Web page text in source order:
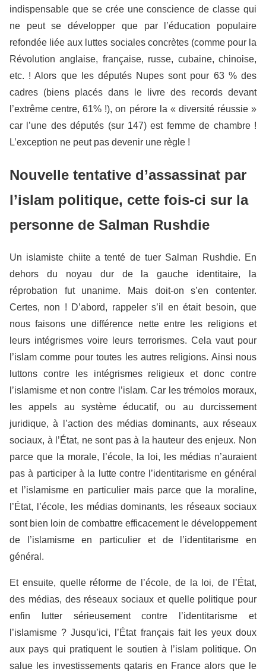
indispensable que se crée une conscience de classe qui
ne peut se développer que par l’éducation populaire
refondée liée aux luttes sociales concrètes (comme pour la
Révolution anglaise, française, russe, cubaine, chinoise,
etc. ! Alors que les députés Nupes sont pour 63 % des
cadres (biens placés dans le livre des records devant
l’extrême centre, 61% !), on pérore la « diversité réussie »
car l’une des députés (sur 147) est femme de chambre !
L’exception ne peut pas devenir une règle !
Nouvelle tentative d’assassinat par
l’islam politique, cette fois-ci sur la
personne de Salman Rushdie
Un islamiste chiite a tenté de tuer Salman Rushdie. En
dehors du noyau dur de la gauche identitaire, la
réprobation fut unanime. Mais doit-on s’en contenter.
Certes, non ! D’abord, rappeler s’il en était besoin, que
nous faisons une différence nette entre les religions et
leurs intégrismes voire leurs terrorismes. Cela vaut pour
l’islam comme pour toutes les autres religions. Ainsi nous
luttons contre les intégrismes religieux et donc contre
l’islamisme et non contre l’islam. Car les trémolos moraux,
les appels au système éducatif, ou au durcissement
juridique, à l’action des médias dominants, aux réseaux
sociaux, à l’État, ne sont pas à la hauteur des enjeux. Non
parce que la morale, l’école, la loi, les médias n’auraient
pas à participer à la lutte contre l’identitarisme en général
et l’islamisme en particulier mais parce que la moraline,
l’État, l’école, les médias dominants, les réseaux sociaux
sont bien loin de combattre efficacement le développement
de l’islamisme en particulier et de l’identitarisme en
général.
Et ensuite, quelle réforme de l’école, de la loi, de l’État,
des médias, des réseaux sociaux et quelle politique pour
enfin lutter sérieusement contre l’identitarisme et
l’islamisme ? Jusqu’ici, l’État français fait les yeux doux
aux pays qui pratiquent le soutien à l’islam politique. On
salue les investissements qataris en France alors que le